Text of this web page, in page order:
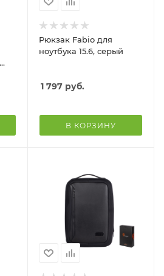
Рюкзак Fabio для
ноутбука 15.6, серый
1 797 руб.
В КОРЗИНУ